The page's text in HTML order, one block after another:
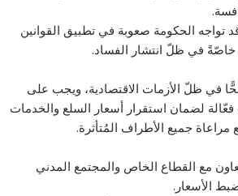
تواجه الحكومة صعوبة في تطبيق القوانين
خاصّةً في ظلّ انتشار الفساد.
في ظلّ الأزمات الاقتصادية، ويجب على
لضمان استقرار أسعار السلع والخدمات
جميع الأطراف المُتأثرة.
مع القطاع الخاص والمجتمع المدني
الأسعار.